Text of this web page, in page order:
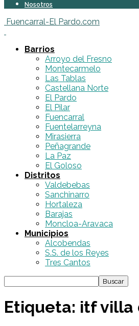
Nosotros
Fuencarral-El Pardo.com
Barrios
Arroyo del Fresno
Montecarmelo
Las Tablas
Castellana Norte
El Pardo
El Pilar
Fuencarral
Fuentelarreyna
Mirasierra
Peñagrande
La Paz
El Goloso
Distritos
Valdebebas
Sanchinarro
Hortaleza
Barajas
Moncloa-Aravaca
Municipios
Alcobendas
S.S. de los Reyes
Tres Cantos
Etiqueta: itf villa